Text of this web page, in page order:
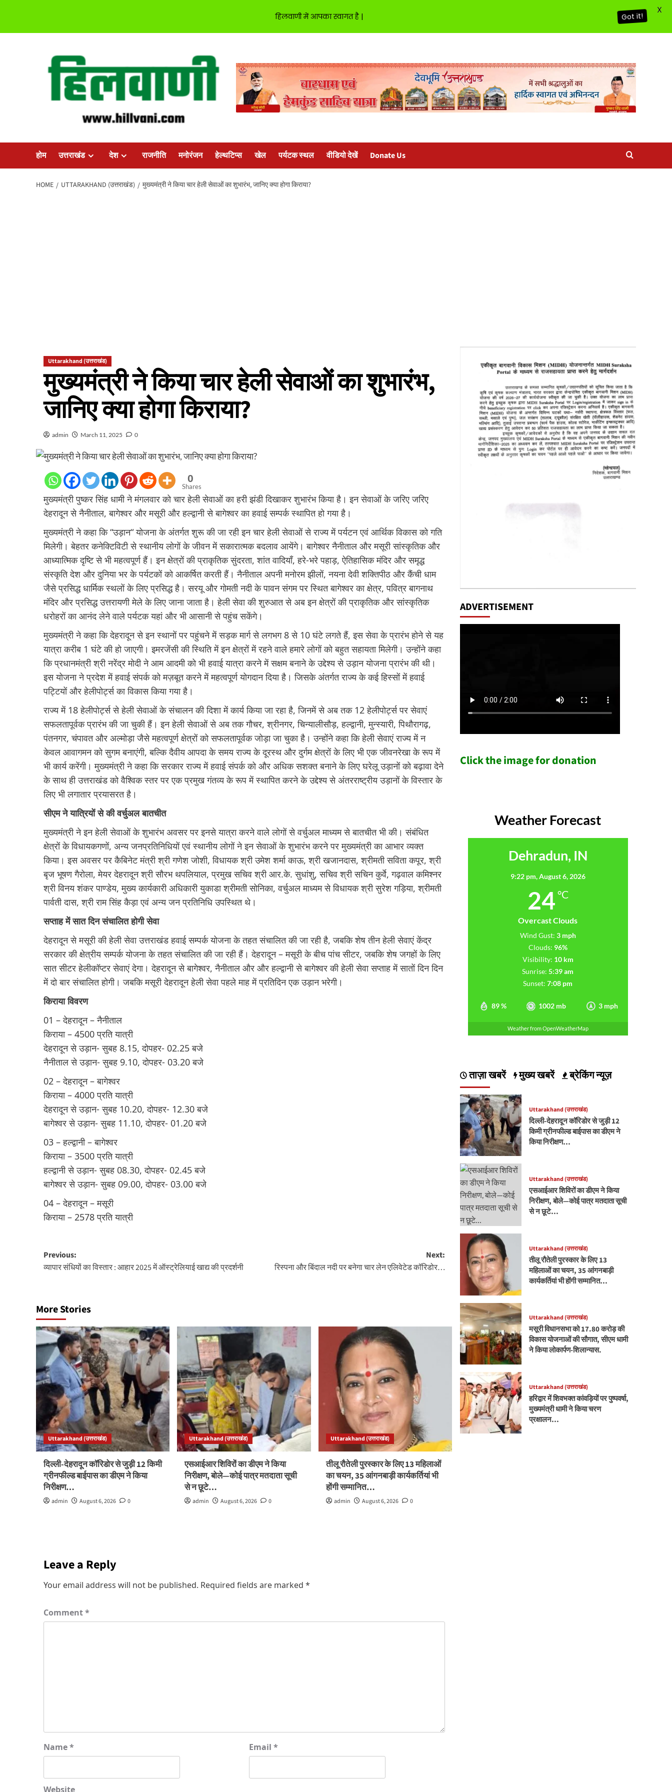
होम उत्तराखंड देश राजनीति मनोरंजन हेल्थटिप्स खेल पर्यटक स्थल वीडियो देखें Donate Us
HOME UTTARAKHAND (उत्तराखंड) मुख्यमंत्री ने किया चार हेली सेवाओं का शुभारंभ, जानिए क्या होगा किराया?
Uttarakhand (उत्तराखंड)
मुख्यमंत्री ने किया चार हेली सेवाओं का शुभारंभ,
जानिए क्या होगा किराया?
admin March 11, 2025 0
0
Shares
मुख्यमंत्री पुष्कर सिंह धामी ने मंगलवार को चार हेली सेवाओं का हरी झंडी दिखाकर शुभारंभ किया है। इन सेवाओं के जरिए जरिए
देहरादून से नैनीताल, बागेश्वर और मसूरी और हल्द्वानी से बागेश्वर का हवाई सम्पर्क स्थापित हो गया है।
मुख्यमंत्री ने कहा कि “उड़ान“ योजना के अंतर्गत शुरू की जा रही इन चार हेली सेवाओं से राज्य में पर्यटन एवं आर्थिक विकास को गति
मिलेगी। बेहतर कनेक्टिविटी से स्थानीय लोगों के जीवन में सकारात्मक बदलाव आयेंगे। बागेश्वर नैनीताल और मसूरी सांस्कृतिक और
आध्यात्मिक दृष्टि से भी महत्वपूर्ण हैं। इन क्षेत्रों की प्राकृतिक सुंदरता, शांत वादियाँ, हरे-भरे पहाड़, ऐतिहासिक मंदिर और समृद्ध
संस्कृति देश और दुनिया भर के पर्यटकों को आकर्षित करती हैं। नैनीताल अपनी मनोरम झीलों, नयना देवी शक्तिपीठ और कैंची धाम
जैसे प्रसिद्ध धार्मिक स्थलों के लिए प्रसिद्ध है। सरयू और गोमती नदी के पावन संगम पर स्थित बागेश्वर का क्षेत्र, पवित्र बागनाथ
मंदिर और प्रसिद्ध उत्तरायणी मेले के लिए जाना जाता है। हेली सेवा की शुरुआत से अब इन क्षेत्रों की प्राकृतिक और सांस्कृतिक
धरोहरों का आनंद लेने वाले पर्यटक यहां और भी आसानी से पहुंच सकेंगे।
मुख्यमंत्री ने कहा कि देहरादून से इन स्थानों पर पहुंचने में सड़क मार्ग से लगभग 8 से 10 घंटे लगते हैं, इस सेवा के प्रारंभ होने से यह
यात्रा करीब 1 घंटे की हो जाएगी। इमरजेंसी की स्थिति में इन क्षेत्रों में रहने वाले हमारे लोगों को बहुत सहायता मिलेगी। उन्होंने कहा
कि प्रधानमंत्री श्री नरेंद्र मोदी ने आम आदमी को भी हवाई यात्रा करने में सक्षम बनाने के उद्देश्य से उड़ान योजना प्रारंभ की थी।
इस योजना ने प्रदेश में हवाई संपर्क को मज़बूत करने में महत्वपूर्ण योगदान दिया है। जिसके अंतर्गत राज्य के कई हिस्सों में हवाई
पट्टियों और हेलीपोर्ट्स का विकास किया गया है।
राज्य में 18 हेलीपोर्ट्स से हेली सेवाओं के संचालन की दिशा में कार्य किया जा रहा है, जिनमें से अब तक 12 हेलीपोर्ट्स पर सेवाएं
सफलतापूर्वक प्रारंभ की जा चुकी हैं। इन हेली सेवाओं से अब तक गौचर, श्रीनगर, चिन्यालीसौड़, हल्द्वानी, मुन्स्यारी, पिथौरागढ़,
पंतनगर, चंपावत और अल्मोड़ा जैसे महत्वपूर्ण क्षेत्रों को सफलतापूर्वक जोड़ा जा चुका है। उन्होंने कहा कि हेली सेवाएं राज्य में न
केवल आवागमन को सुगम बनाएंगी, बल्कि दैवीय आपदा के समय राज्य के दूरस्थ और दुर्गम क्षेत्रों के लिए भी एक जीवनरेखा के रूप में
भी कार्य करेंगी। मुख्यमंत्री ने कहा कि सरकार राज्य में हवाई संपर्क को और अधिक सशक्त बनाने के लिए घरेलू उड़ानों को बढ़ावा देने
के साथ ही उत्तराखंड को वैश्विक स्तर पर एक प्रमुख गंतव्य के रूप में स्थापित करने के उद्देश्य से अंतरराष्ट्रीय उड़ानों के विस्तार के
लिए भी लगातार प्रयासरत है।
सीएम ने यात्रियों से की वर्चुअल बातचीत
मुख्यमंत्री ने इन हेली सेवाओं के शुभारंभ अवसर पर इनसे यात्रा करने वाले लोगों से वर्चुअल माध्यम से बातचीत भी की। संबंधित
क्षेत्रों के विधायकगणों, अन्य जनप्रतिनिधियों एवं स्थानीय लोगों ने इन सेवाओं के शुभारंभ करने पर मुख्यमंत्री का आभार व्यक्त
किया। इस अवसर पर कैबिनेट मंत्री श्री गणेश जोशी, विधायक श्री उमेश शर्मा काऊ, श्री खजानदास, श्रीमती सविता कपूर, श्री
बृज भूषण गैरोला, मेयर देहरादून श्री सौरभ थपलियाल, प्रमुख सचिव श्री आर.के. सुधांशु, सचिव श्री सचिन कुर्वे, गढ़वाल कमिश्नर
श्री विनय शंकर पाण्डेय, मुख्य कार्यकारी अधिकारी युकाडा श्रीमती सोनिका, वर्चुअल माध्यम से विधायक श्री सुरेश गड़िया, श्रीमती
पार्वती दास, श्री राम सिंह कैड़ा एवं अन्य जन प्रतिनिधि उपस्थित थे।
सप्ताह में सात दिन संचालित होगी सेवा
देहरादून से मसूरी की हेली सेवा उत्तराखंड हवाई सम्पर्क योजना के तहत संचालित की जा रही है, जबकि शेष तीन हेली सेवाएं केंद्र
सरकार की क्षेत्रीय सम्पर्क योजना के तहत संचालित की जा रही हैं। देहरादून – मसूरी के बीच पांच सीटर, जबकि शेष जगहों के लिए
सात सीटर हेलीकॉप्टर सेवाएं देगा। देहरादून से बागेश्वर, नैनीताल और और हल्द्वानी से बागेश्वर की हेली सेवा सप्ताह में सातों दिन दिन
में दो बार संचालित होगी। जबकि मसूरी देहरादून हेली सेवा पहले माह में प्रतिदिन एक उड़ान भरेगी।
किराया विवरण
01 – देहरादून – नैनीताल
किराया – 4500 प्रति यात्री
देहरादून से उड़ान- सुबह 8.15, दोपहर- 02.25 बजे
नैनीताल से उड़ान- सुबह 9.10, दोपहर- 03.20 बजे
02 – देहरादून – बागेश्वर
किराया – 4000 प्रति यात्री
देहरादून से उड़ान- सुबह 10.20, दोपहर- 12.30 बजे
बागेश्वर से उड़ान- सुबह 11.10, दोपहर- 01.20 बजे
03 – हल्द्वानी – बागेश्वर
किराया – 3500 प्रति यात्री
हल्द्वानी से उड़ान- सुबह 08.30, दोपहर- 02.45 बजे
बागेश्वर से उड़ान- सुबह 09.00, दोपहर- 03.00 बजे
04 – देहरादून – मसूरी
किराया – 2578 प्रति यात्री
Post
navigation
Previous:
व्यापार संधियों का विस्तार : आहार 2025 में ऑस्ट्रेलियाई खाद्य की प्रदर्शनी
Next:
रिस्पना और बिंदाल नदी पर बनेगा चार लेन एलिवेटेड कॉरिडोर…
More Stories
Uttarakhand (उत्तराखंड)
दिल्ली-देहरादून कॉरिडोर से जुड़ी 12 किमी
ग्रीनफील्ड बाईपास का डीएम ने किया
निरीक्षण…
admin August 6, 2026 0
Uttarakhand (उत्तराखंड)
एसआईआर शिविरों का डीएम ने किया
निरीक्षण, बोले—कोई पात्र मतदाता सूची
से न छूटे…
admin August 6, 2026 0
Uttarakhand (उत्तराखंड)
तीलू रौतेली पुरस्कार के लिए 13 महिलाओं
का चयन, 35 आंगनबाड़ी कार्यकर्तियां भी
होंगी सम्मानित…
admin August 6, 2026 0
Leave a Reply
Your email address will not be published. Required fields are marked *
Comment*
Name* Email*
Website
ADVERTISEMENT
Click the image for donation
Weather Forecast
Dehradun, IN
9:22 pm,August 6, 2026
24 °C
Overcast Clouds
89 % 1002 mb 3 mph
Wind Gust: 3 mph
Clouds: 96%
Visibility: 10 km
Sunrise: 5:39 am
Sunset: 7:08 pm
Weather from OpenWeatherMap
ताज़ा खबरें मुख्य खबरें ब्रेकिंग न्यूज़
Uttarakhand (उत्तराखंड)
दिल्ली-देहरादून कॉरिडोर से जुड़ी 12
किमी ग्रीनफील्ड बाईपास का डीएम ने
किया निरीक्षण…
Uttarakhand (उत्तराखंड)
एसआईआर शिविरों का डीएम ने किया
निरीक्षण, बोले—कोई पात्र मतदाता सूची
से न छूटे…
Uttarakhand (उत्तराखंड)
तीलू रौतेली पुरस्कार के लिए 13
महिलाओं का चयन, 35 आंगनबाड़ी
कार्यकर्तियां भी होंगी सम्मानित…
Uttarakhand (उत्तराखंड)
मसूरी विधानसभा को 17.80 करोड़ की
विकास योजनाओं की सौगात, सीएम धामी
ने किया लोकार्पण-शिलान्यास.
Uttarakhand (उत्तराखंड)
हरिद्वार में शिवभक्त कांवड़ियों पर पुष्पवर्षा,
मुख्यमंत्री धामी ने किया चरण
प्रक्षालन…
हिलवाणी में आपका स्वागत है | Got it!
X